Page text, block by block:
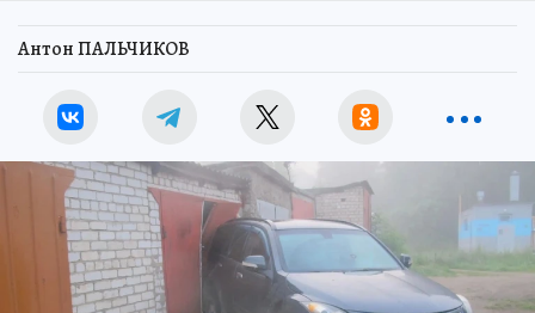
Антон ПАЛЬЧИКОВ